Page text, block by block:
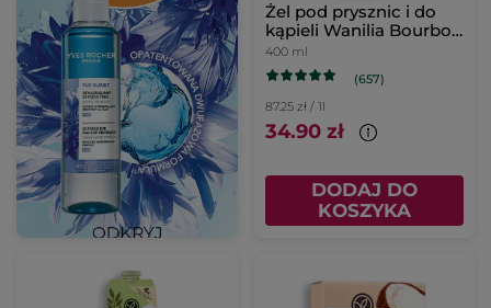
Żel pod prysznic i do
kąpieli Wanilia Bourbon
400 ml
400 ml
(657)
87.25 zł / 1l
34.90 zł
DODAJ DO
KOSZYKA